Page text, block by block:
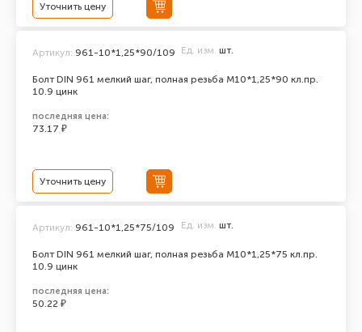
Уточнить цену
Болт DIN 961 мелкий шаг, полная резьба M10*1,25*90 кл.пр.
10.9 цинк
Артикул: 961-10*1,25*90/109 Ед. изм. шт.
последняя цена:
73.17 ₽
Уточнить цену
Болт DIN 961 мелкий шаг, полная резьба M10*1,25*75 кл.пр.
10.9 цинк
Артикул: 961-10*1,25*75/109 Ед. изм. шт.
последняя цена:
50.22 ₽